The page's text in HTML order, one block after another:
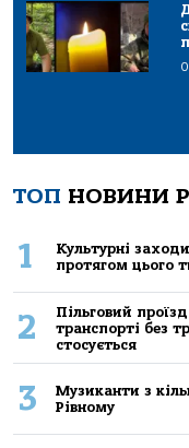
ТОП НОВИНИ
1
Культурні
протягом цього
2
Пільговий
транспорті без
стосується
3
Музиканти з
Рівному